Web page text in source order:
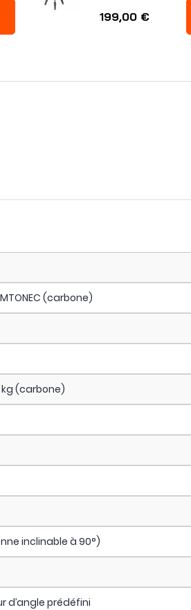
199,00 €
(carbone)
(carbone)
inclinable à 90°)
d’angle prédéfini